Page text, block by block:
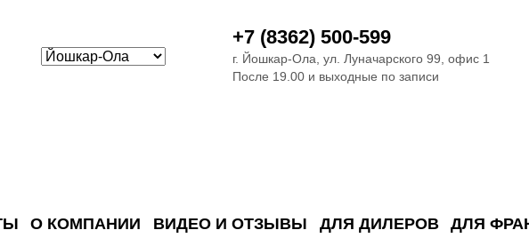
+7 (8362) 500-599
г. Йошкар-Ола, ул. Луначарского 99, офис 1
После 19.00 и выходные по записи
О КОМПАНИИ ВИДЕО И ОТЗЫВЫ ДЛЯ ДИЛЕРОВ ДЛЯ